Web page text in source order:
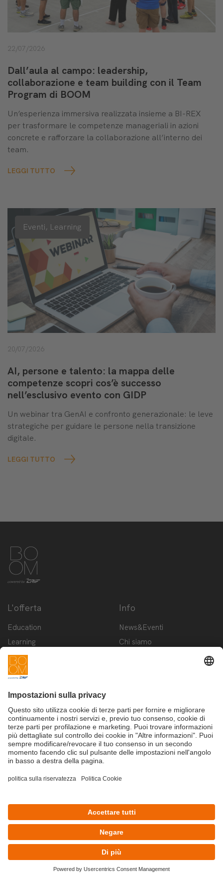
22/07/2026
Dall’aula al campo: leadership,
collaborazione e team building con il Team
Program di BOOM
Un’esperienza immersiva realizzata insieme a BI-REX
per trasformare le competenze manageriali in azioni
concrete e rafforzare la collaborazione all’interno dei
team.
LEGGI TUTTO
Eventi, Learning
20/07/2026
AI, persone e talento: la mappa delle
competenze scopri cos’è successo
nell’esclusivo evento con GIDP
Un webinar tra GenAI e confronto generazionale: le leve
strategiche per guidare le persone nella transizione
digitale.
LEGGI TUTTO
L'offerta
Education
Learning
Innovation
Startup
Info
News&Eventi
Chi siamo
Iscriviti alla newsletter BOOM
This site is protected by reCAPTCHA and the Google
Terms of Serviceapply
©Copyright 2025 - CRIF S.p.A.
CRIF S.p.A.: Via della Beverara, 21 | 40131 Bologna | Italy